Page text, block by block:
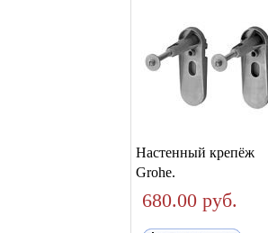
Настенный крепёж
Grohe.
680.00 руб.